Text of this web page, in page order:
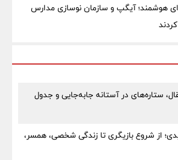
هوشمند؛ آیگپ و سازمان نوسازی مدارس
ستاره‌های در آستانه جابه‌جایی و جدول
از شروع بازیگری تا زندگی شخصی، همسر،